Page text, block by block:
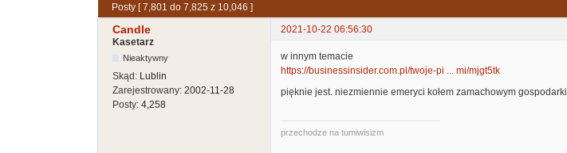
Posty [ 7,801 do 7,825 z 10,046 ]
Candle
2021-10-22 06:56:30
Kasetarz
Nieaktywny
Skąd: Lublin
Zarejestrowany: 2002-11-28
Posty: 4,258
w innym temacie
https://businessinsider.com.pl/twoje-pi ... mi/mjgt5tk
pięknie jest. niezmiennie emeryci kołem zamachowym gospodarki
przechodze na tumiwisizm